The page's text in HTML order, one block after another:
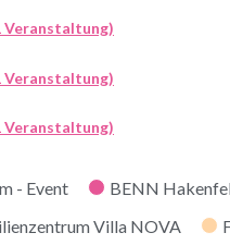
Veranstaltung)
Veranstaltung)
Veranstaltung)
- Event BENN
Villa NOVA